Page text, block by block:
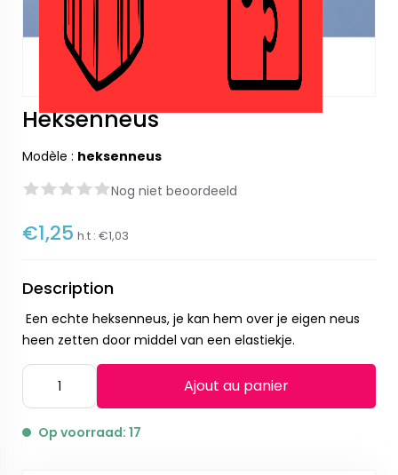
Heksenneus
Modèle : heksenneus
Nog niet beoordeeld
€1,25 h.t : €1,03
Description
Een echte heksenneus, je kan hem over je eigen neus
heen zetten door middel van een elastiekje.
Ajout au panier
Op voorraad: 17